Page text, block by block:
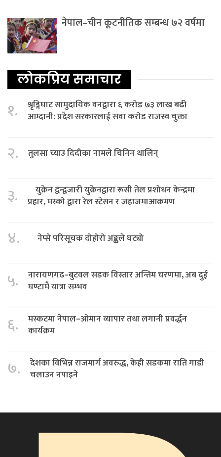
नेपाल–चीन कूटनीतिक सम्बन्ध ७२ वर्षमा
लोकप्रिय समाचार
१.
श्रृङ्गिघाट सामुदायिक वनद्वारा ६ करोड ७३ लाख बढी
आम्दानी: प्रदेश सरकारलाई सवा करोड राजस्व चुक्ता
२. तुलसा च्याउ दिदीका नामले चिनिन थालिन्
३.
युक्रेन द्वन्द्वजारी युक्रेनद्वारा रूसी तेल प्रशोधन केन्द्रमा
प्रहार, मस्को द्वारा रेल स्टेसन र जहाजमाआक्रमण
४. नेप्से परिसूचक दोहोरो अङ्कले घट्यो
५.
नारायणगढ–बुटवल सडक विस्तार अन्तिम चरणमा, अब दुई
घण्टामै यात्रा सम्भव
६.
मस्कटमा नेपाल–ओमान व्यापार तथा लगानी प्रवर्द्धन
कार्यक्रम
७.
देशका विभिन्न राजमार्ग अवरुद्ध, केही सडकमा राति गाडी
चलाउन नपाइने